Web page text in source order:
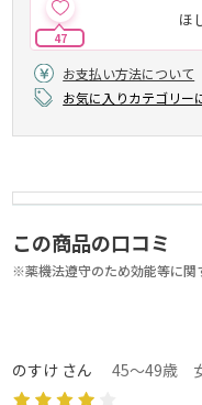
ほ
47
お支払い方法について
お気に入りカテゴリー
この商品の口コミ
※薬機法遵守のため効能等に関
のすけ さん 45～49歳